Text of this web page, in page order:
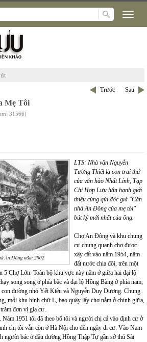
Trước Sau
Mẹ Tôi
31566)
LTS: Nhà văn Nguyễn
Tường Thiết là con trai thứ
của văn hào Nhất Linh, Tạp
Chí Hợp Lưu hân hạnh giới
thiệu cùng qúi độc giả "Căn
nhà An Đông của mẹ tôi"
bút ký mới nhất của ông.
Chợ An Đông và khu chung
cư chung quanh chợ được
xây cất vào năm 1954, năm
đất nước chia đôi, trên một
5 Chợ Lớn. Toàn bộ khu vực này nằm ở giữa hai đại lộ
song song ở phía bắc và đại lộ Hồng Bàng ở phía nam;
con đường nhỏ Yết Kiêu và Nguyễn Duy Dương. Chung
mỗi khu hình chữ L, bao quây lấy chợ nằm ở chính giữa,
đơn vị gia cư.
1951 tôi đã theo bố tôi và người chị cả vào định cư ở
chị tôi vẫn còn ở Hà Nội cho đến ngày di cư. Vào Nam
người bác ở đầu đường Hồng Thập Tự gần sở thú Sài